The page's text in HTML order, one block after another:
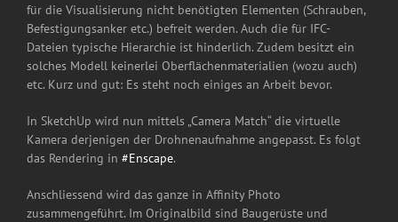
für die Visualisierung nicht benötigten Elementen (Schrauben,
Befestigungsanker etc.) befreit werden. Auch die für IFC-
Dateien typische Hierarchie ist hinderlich. Zudem besitzt ein
solches Modell keinerlei Oberflächenmaterialien (wozu auch)
etc. Kurz und gut: Es steht noch einiges an Arbeit bevor.
In SketchUp wird nun mittels „Camera Match“ die virtuelle
Kamera derjenigen der Drohnenaufnahme angepasst. Es folgt
das Rendering in #Enscape.
Anschliessend wird das ganze in Affinity Photo
zusammengeführt. Im Originalbild sind Baugerüste und